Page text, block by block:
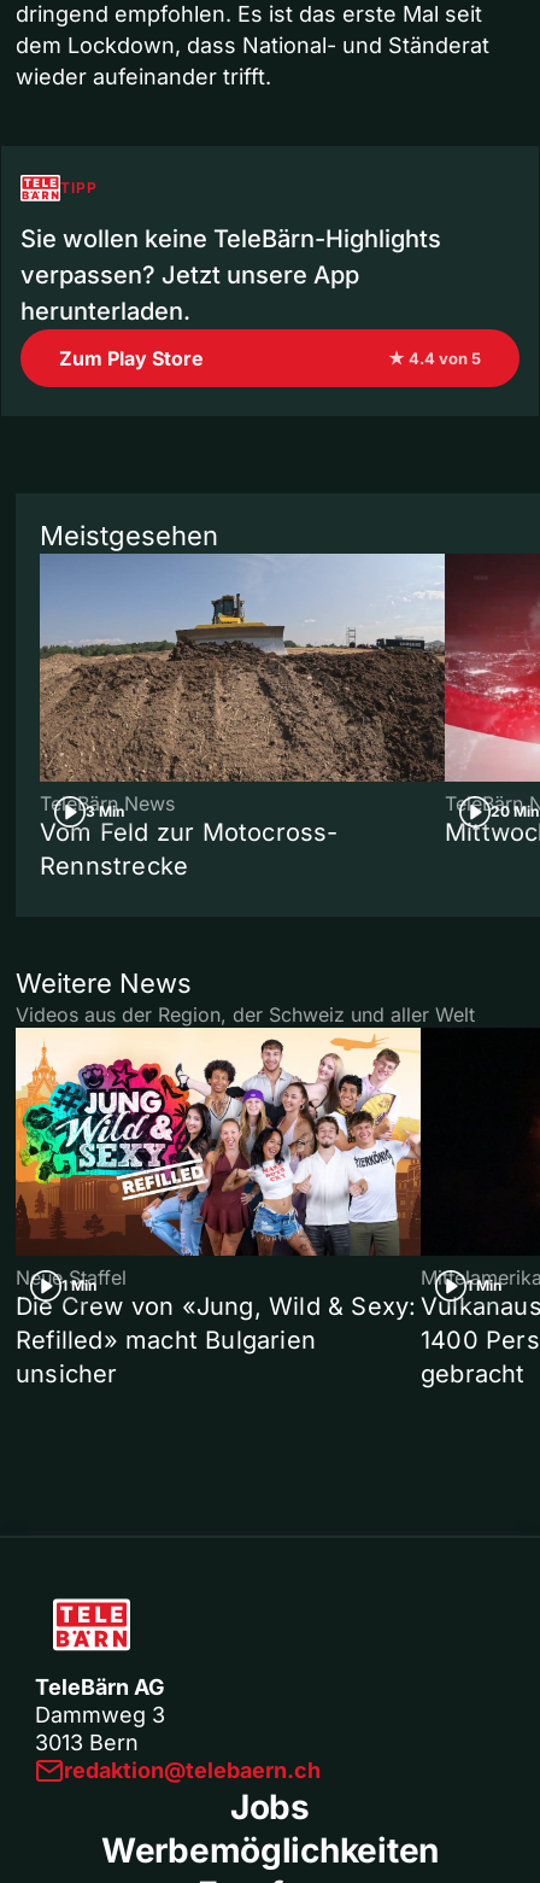
dringend empfohlen. Es ist das erste Mal seit
dem Lockdown, dass National- und Ständerat
wieder aufeinander trifft.
TIPP
Sie wollen keine TeleBärn-Highlights
verpassen? Jetzt unsere App
herunterladen.
Zum Play Store ★ 4.4 von 5
Meistgesehen
3 Min
TeleBärn News
Vom Feld zur Motocross-
Rennstrecke
20 Min
TeleBärn
Weitere News
Videos aus der Region, der Schweiz und aller Welt
1 Min
Neue Staffel
Die Crew von «Jung, Wild & Sexy:
Refilled» macht Bulgarien
unsicher
1 Min
1400
gebracht
TeleBärn AG
Dammweg 3
3013 Bern
redaktion@telebaern.ch
Jobs
Werbemöglichkeiten